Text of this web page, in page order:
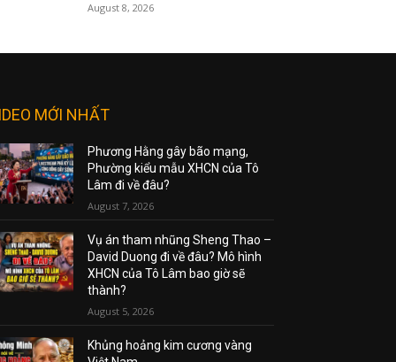
August 8, 2026
MỚI NHẤT
Phương Hằng gây bão mạng,
Phường kiểu mẫu XHCN của Tô
Lâm đi về đâu?
August 7, 2026
Vụ án tham nhũng Sheng Thao –
David Duong đi về đâu? Mô hình
XHCN của Tô Lâm bao giờ sẽ
thành?
August 5, 2026
Khủng hoảng kim cương vàng